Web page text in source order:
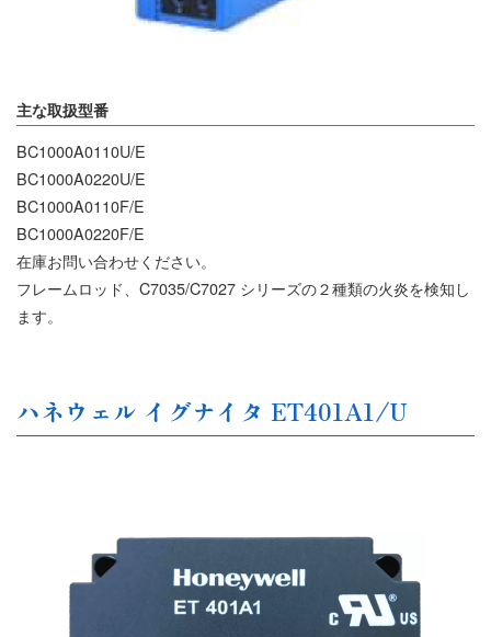
主な取扱型番
BC1000A0110U/E
BC1000A0220U/E
BC1000A0110F/E
BC1000A0220F/E
在庫お問い合わせください。
フレームロッド、C7035/C7027 シリーズの２種類の火炎を検知し
ます。
ハネウェル イグナイタ ET401A1/U